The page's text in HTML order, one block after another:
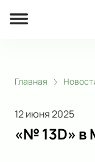
Главная
12 июня 2025
«№ 13D» в